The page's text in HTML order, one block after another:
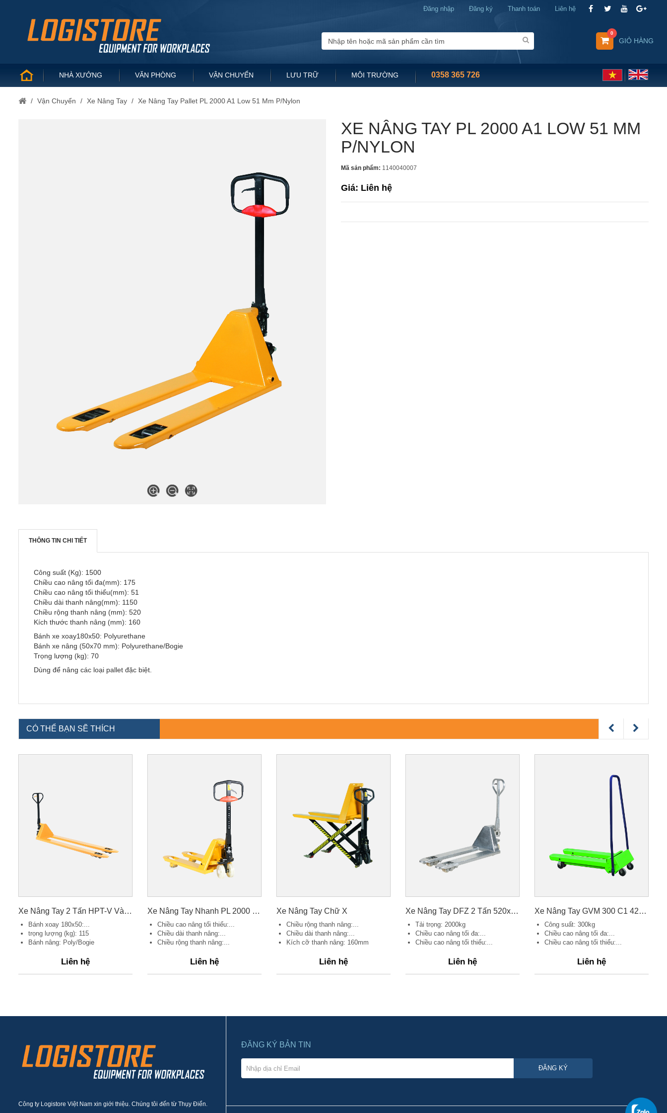
Liên hệ
Thanh toán
Đăng ký
Đăng nhập
GIỎ HÀNG
0
NHÀ XƯỞNG VĂN PHÒNG VẬN CHUYỂN LƯU TRỮ MÔI TRƯỜNG 0358 365 726
/ Vận Chuyển / Xe Nâng Tay / Xe Nâng Tay Pallet PL 2000 A1 Low 51 Mm P/Nylon
XE NÂNG TAY PL 2000 A1 LOW 51 MM
P/NYLON
Mã sản phẩm: 1140040007
Giá: Liên hệ
THÔNG TIN CHI TIẾT
Công suất (Kg): 1500
Chiều cao nâng tối đa(mm): 175
Chiều cao nâng tối thiểu(mm): 51
Chiều dài thanh nâng(mm): 1150
Chiều rộng thanh nâng (mm): 520
Kích thước thanh nâng (mm): 160
Bánh xe xoay180x50: Polyurethane
Bánh xe nâng (50x70 mm): Polyurethane/Bogie
Trọng lượng (kg): 70
Dùng để nâng các loại pallet đặc biệt.
CÓ THỂ BẠN SẼ THÍCH
Xe Nâng Tay 2 Tấn HPT-V Vàng 540x2500mm B/P
Bánh xoay 180x50:...
trọng lượng (kg): 115
Bánh nâng: Poly/Bogie
Liên hệ
Xe Nâng Tay Nhanh PL 2000 C3 900 S/P
Chiều cao nâng tối thiểu:...
Chiều dài thanh nâng:...
Chiều rộng thanh nâng:...
Liên hệ
Xe Nâng Tay Chữ X
Chiều rộng thanh nâng:...
Chiều dài thanh nâng:...
Kích cỡ thanh nâng: 160mm
Liên hệ
Xe Nâng Tay DFZ 2 Tấn 520x1150 B/N
Tải trọng: 2000kg
Chiều cao nâng tối đa:...
Chiều cao nâng tối thiểu:...
Liên hệ
Xe Nâng Tay GVM 300 C1 420x800
Công suất: 300kg
Chiều cao nâng tối đa:...
Chiều cao nâng tối thiểu:...
Liên hệ
Công ty Logistore Việt Nam xin giới thiệu. Chúng tôi đến từ Thụy Điển.
ĐĂNG KÝ BẢN TIN
ĐĂNG KÝ